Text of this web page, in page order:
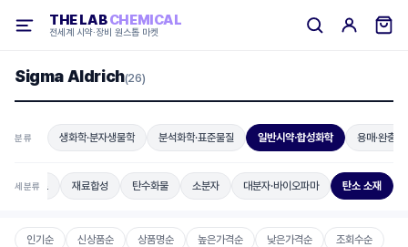
THE LABCHEMICAL
전세계 시약·장비 원스톱 마켓
Sigma Aldrich(26)
분류 생화학·분자생물학 분석화학·표준물질 일반시약·합성화학 용매·완충용
세분류
에너지재료 재료합성 탄수화물 소분자 대분자·바이오파마 탄소 소재
인기순 신상품순 상품명순 높은가격순 낮은가격순 조회수순